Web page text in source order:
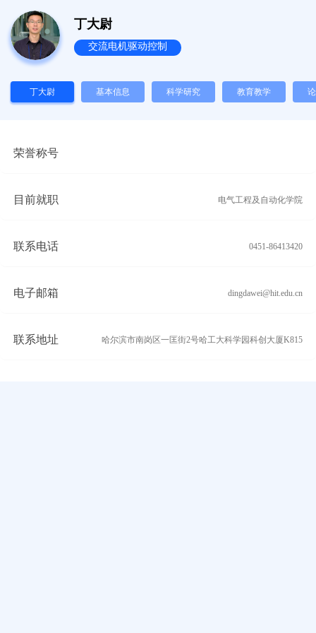
丁大尉
交流电机驱动控制
丁大尉 基本信息 科学研究 教育教学
荣誉称号
目前就职 电气工程及自动化学院
联系电话 0451-86413420
电子邮箱 dingdawei@hit.edu.cn
联系地址 哈尔滨市南岗区一匡街2号哈工大科学园科创大厦K815